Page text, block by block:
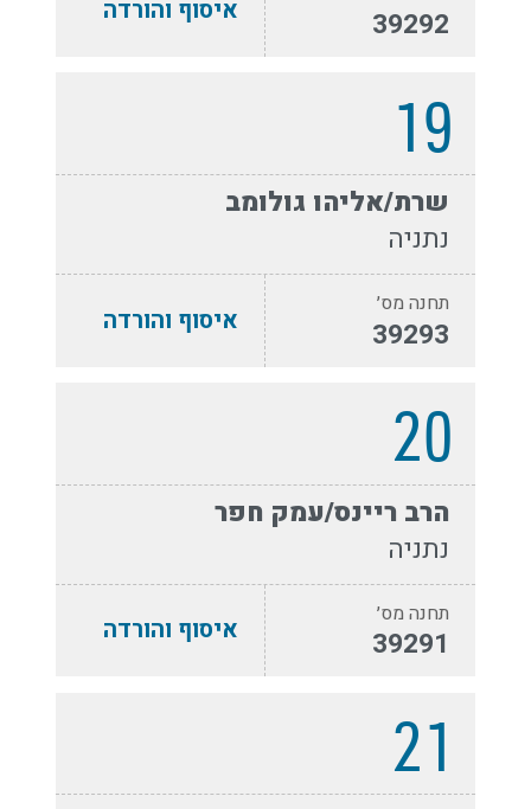
39292 איסוף והורדה
19
שרת/אליהו גולומב
נתניה
תחנה מס׳
39293 איסוף והורדה
20
הרב ריינס/עמק חפר
נתניה
תחנה מס׳
39291 איסוף והורדה
21